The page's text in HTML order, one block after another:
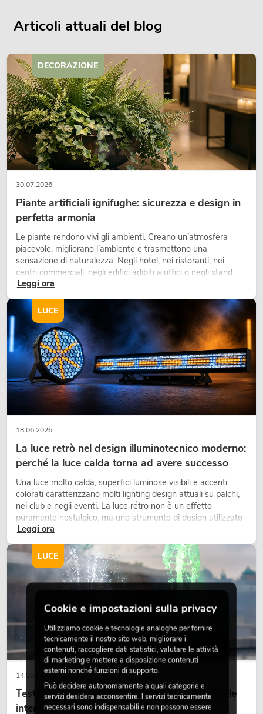
Articoli attuali del blog
30.07.2026
Piante artificiali ignifughe: sicurezza e design in
perfetta armonia
Le piante rendono vivi gli ambienti. Creano un’atmosfera
piacevole, migliorano l’ambiente e trasmettono una
sensazione di naturalezza. Negli hotel, nei ristoranti, nei
centri commerciali, negli edifici adibiti a uffici o negli stand
fieristici, una vegetazione di alta qualità è ormai parte
Leggi ora
DECORAZIONE
18.06.2026
La luce retrò nel design illuminotecnico moderno:
perché la luce calda torna ad avere successo
Una luce molto calda, superfici luminose visibili e accenti
colorati caratterizzano molti lighting design attuali su palchi,
nei club e negli eventi. La luce rétro non è un effetto
puramente nostalgico, ma uno strumento di design utilizzato
in modo consapevole: crea atmosfera, dona carattere alle
Leggi ora
LUCE
14.05.2026
Teste mobili outdoor: teste mobili resistenti alle
intemperie per eventi
LUCE
Cookie e impostazioni sulla privacy
Utilizziamo cookie e tecnologie analoghe per fornire
tecnicamente il nostro sito web, migliorare i
contenuti, raccogliere dati statistici, valutare le attività
di marketing e mettere a disposizione contenuti
esterni nonché funzioni di supporto.
Può decidere autonomamente a quali categorie e
servizi desidera acconsentire. I servizi tecnicamente
necessari sono indispensabili e non possono essere